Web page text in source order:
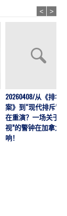
20260408/从《排华
案》到“现代排斥”历
在重演？一场关于“
视”的警钟在加拿大
响！
< >